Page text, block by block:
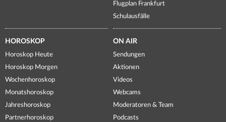
Flugplan Frankfurt
Schulausfälle
HOROSKOP
Horoskop Heute
Horoskop Morgen
Wochenhoroskop
Monatshoroskop
Jahreshoroskop
Partnerhoroskop
ON AIR
Sendungen
Aktionen
Videos
Webcams
Moderatoren & Team
Podcasts